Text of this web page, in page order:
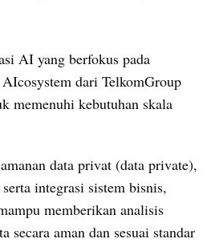
AI yang berfokus pada
dari TelkomGroup
memenuhi kebutuhan skala
data privat (data private),
memberikan analisis
secara aman dan sesuai standar